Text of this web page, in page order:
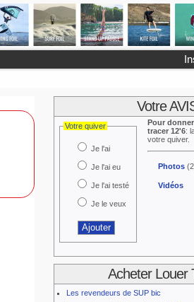
Votre
Votre quiver
Je l'ai
Je l'ai eu
Je l'ai testé
Je le veux
Pour
tracer 12'6:
votre quiver.
Photos
Vidéos
Acheter Louer
Les revendeurs de SUP bic